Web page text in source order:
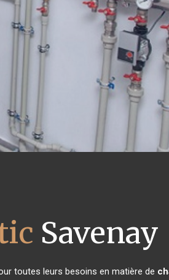
Savenay
toutes leurs besoins en matière de